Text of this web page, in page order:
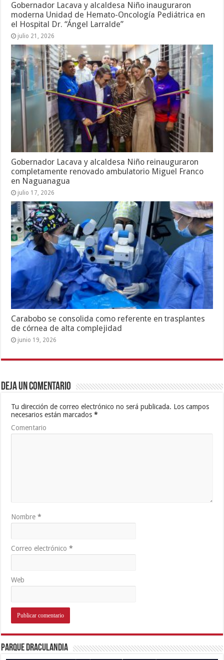
Gobernador Lacava y alcaldesa Niño inauguraron
moderna Unidad de Hemato-Oncología Pediátrica en
el Hospital Dr. “Ángel Larralde”
julio 21, 2026
Gobernador Lacava y alcaldesa Niño reinauguraron
completamente renovado ambulatorio Miguel Franco
en Naguanagua
julio 17, 2026
Carabobo se consolida como referente en trasplantes
de córnea de alta complejidad
junio 19, 2026
Deja un comentario
Tu dirección de correo electrónico no será publicada. Los campos
necesarios están marcados*
Comentario
Nombre*
Correo electrónico*
Web
Parque Draculandia